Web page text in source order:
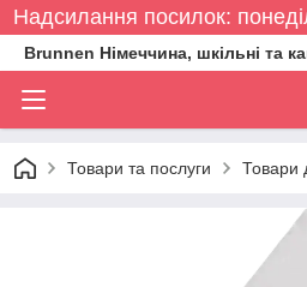
Надсилання посилок:
Brunnen Німеччина, шкільні та
Товари та послуги Товари